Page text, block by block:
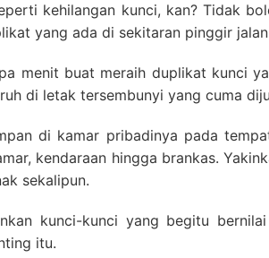
kehilangan kunci, kan? Tidak
yang ada di sekitaran pinggir
menit buat meraih duplikat kunci
di letak tersembunyi yang cuma
di kamar pribadinya pada
kendaraan hingga brankas.
sekalipun.
kunci-kunci yang begitu
itu.